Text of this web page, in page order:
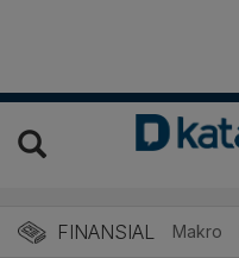
FINANSIAL Makro